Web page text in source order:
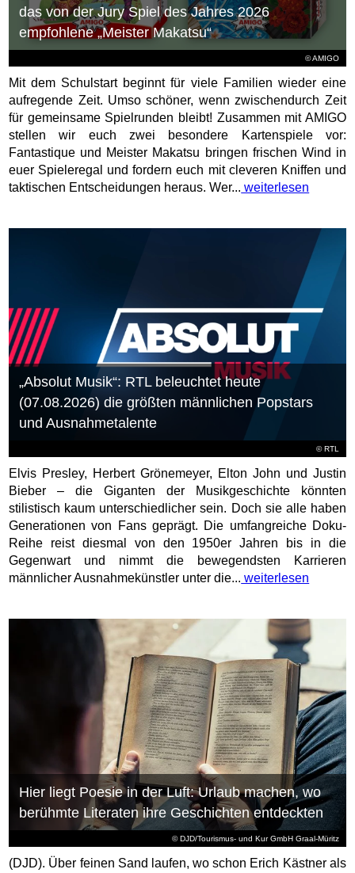
© AMIGO
das von der Jury Spiel des Jahres 2026
empfohlene „Meister Makatsu“
Mit dem Schulstart beginnt für viele Familien wieder eine
aufregende Zeit. Umso schöner, wenn zwischendurch Zeit
für gemeinsame Spielrunden bleibt! Zusammen mit AMIGO
stellen wir euch zwei besondere Kartenspiele vor:
Fantastique und Meister Makatsu bringen frischen Wind in
euer Spieleregal und fordern euch mit cleveren Kniffen und
taktischen Entscheidungen heraus. Wer... weiterlesen
©RTL
„Absolut Musik“: RTL beleuchtet heute
(07.08.2026) die größten männlichen Popstars
und Ausnahmetalente
Elvis Presley, Herbert Grönemeyer, Elton John und Justin
Bieber – die Giganten der Musikgeschichte könnten
stilistisch kaum unterschiedlicher sein. Doch sie alle haben
Generationen von Fans geprägt. Die umfangreiche Doku-
Reihe reist diesmal von den 1950er Jahren bis in die
Gegenwart und nimmt die bewegendsten Karrieren
männlicher Ausnahmekünstler unter die... weiterlesen
© DJD/Tourismus- und Kur GmbH Graal-Müritz
Hier liegt Poesie in der Luft: Urlaub machen, wo
berühmte Literaten ihre Geschichten entdeckten
(DJD). Über feinen Sand laufen, wo schon Erich Kästner als